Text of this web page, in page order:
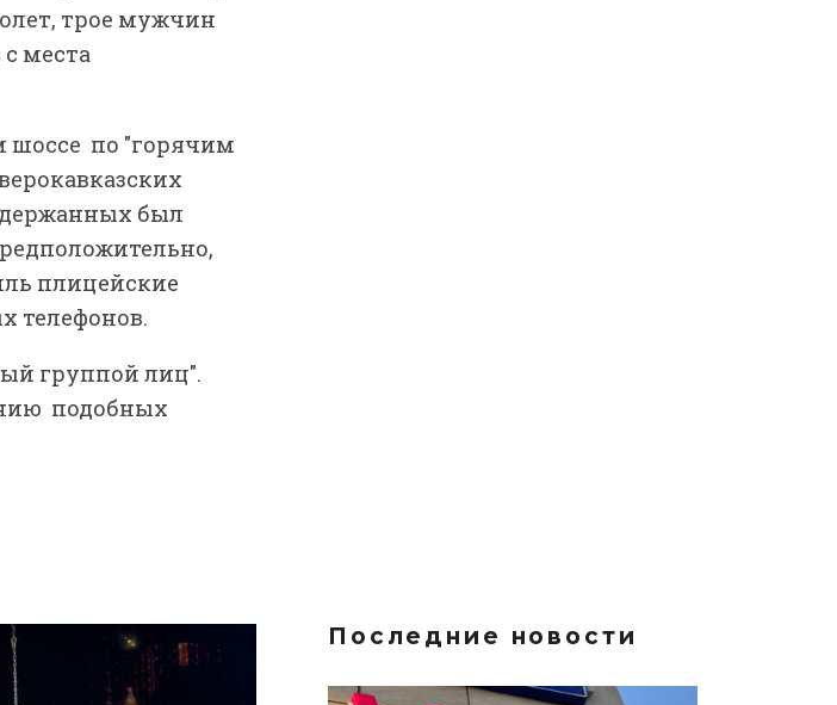
трое мужчин
места
по "горячим
был
плицейские
телефонов.
группой лиц".
подобных
Последние новости